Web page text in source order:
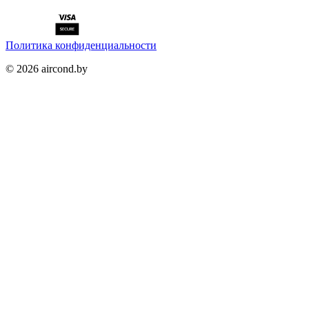
Политика конфиденциальности
© 2026 aircond.by